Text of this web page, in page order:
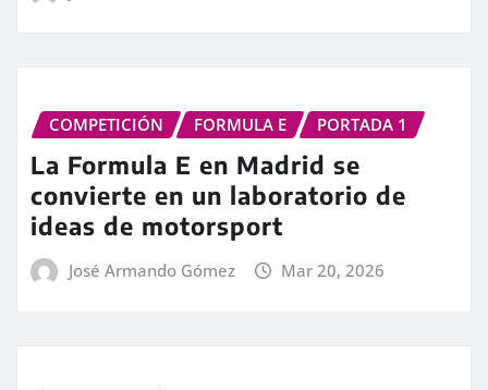
COMPETICIÓN FORMULA E PORTADA 1
La Formula E en Madrid se
convierte en un laboratorio de
ideas de motorsport
José Armando Gómez Mar 20, 2026